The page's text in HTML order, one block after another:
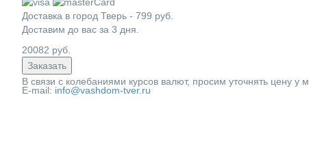
E-mail: info@vashdom-tver.ru
Доставка в город Тверь - 799 руб.
Доставим до вас за 3 дня.
20082 руб.
Заказать
В связи с колебаниями курсов валют, просим уточнять цену у